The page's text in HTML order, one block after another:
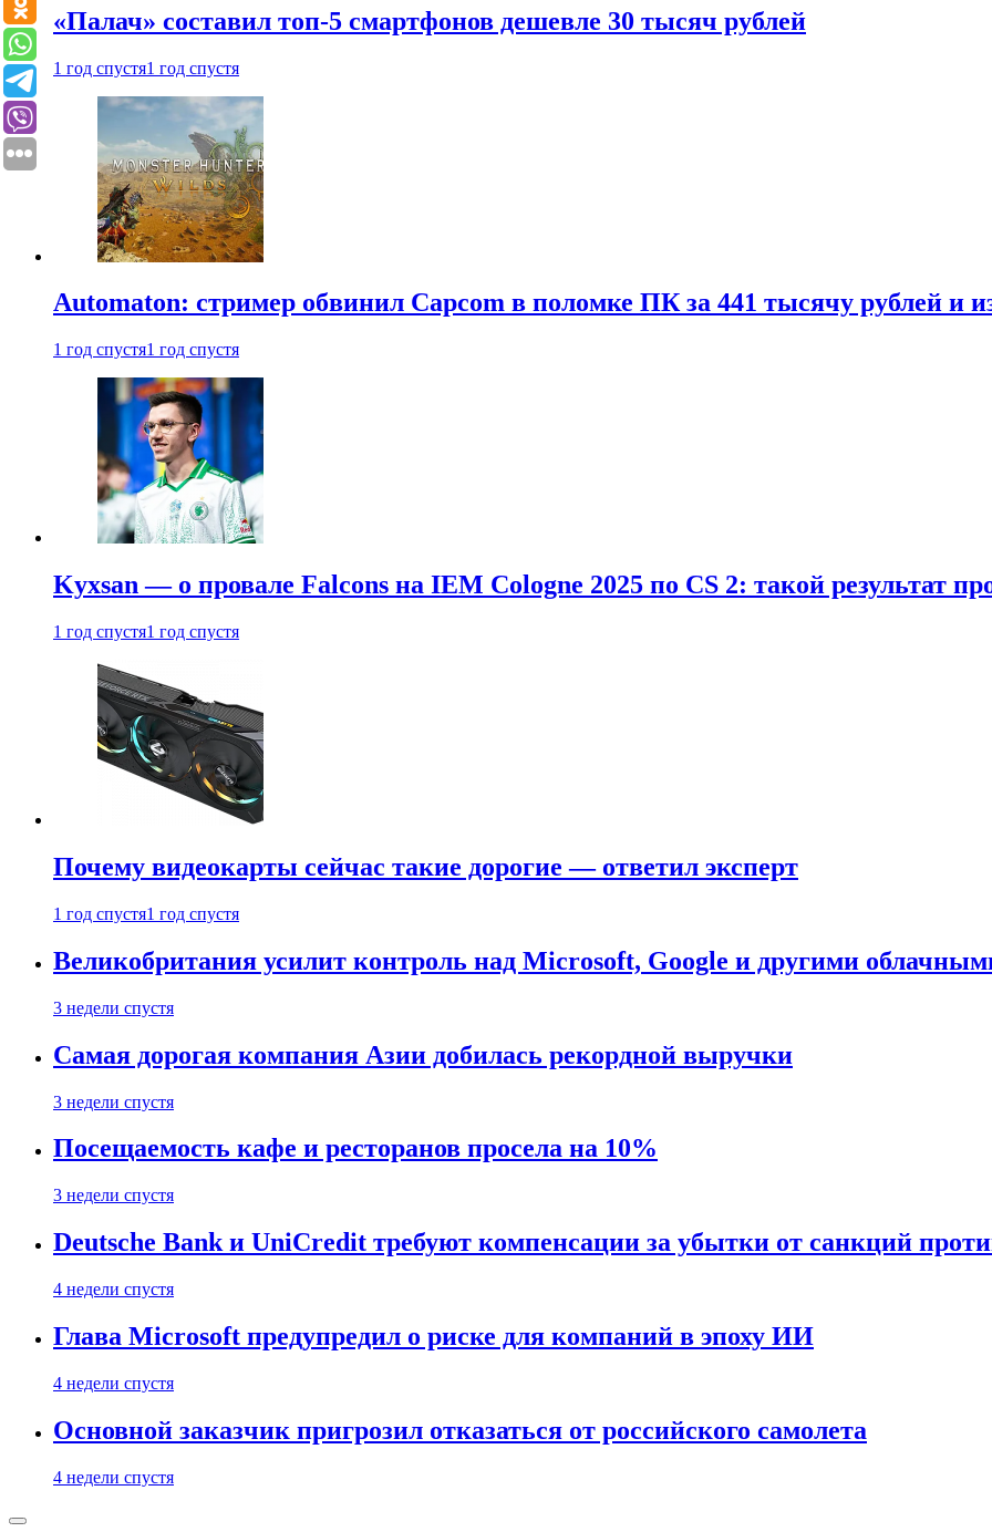
«Палач» составил топ-5 смартфонов дешевле 30 тысяч рублей
1 год спустя1 год спустя
Automaton: стример обвинил Capcom в поломке ПК за 441 тысячу рублей и
1 год спустя1 год спустя
Kyxsan — о провале Falcons на IEM Cologne 2025 по CS 2: такой результат
1 год спустя1 год спустя
Почему видеокарты сейчас такие дорогие — ответил эксперт
1 год спустя1 год спустя
Великобритания усилит контроль над Microsoft, Google и другими
3 недели спустя
Самая дорогая компания Азии добилась рекордной выручки
3 недели спустя
Посещаемость кафе и ресторанов просела на 10%
3 недели спустя
Deutsche Bank и UniCredit требуют компенсации за убытки от санкций
4 недели спустя
Глава Microsoft предупредил о риске для компаний в эпоху ИИ
4 недели спустя
Основной заказчик пригрозил отказаться от российского самолета
4 недели спустя